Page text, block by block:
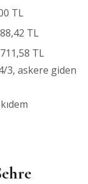
TL
TL
TL
3, askere giden